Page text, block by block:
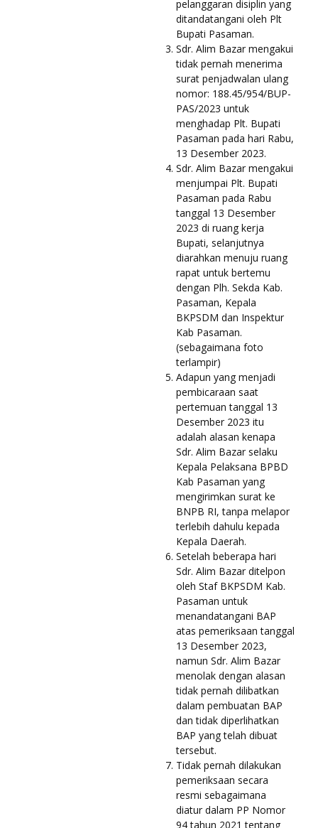
pelanggaran disiplin yang
ditandatangani oleh Plt
Bupati Pasaman.
Sdr. Alim Bazar mengakui
tidak pernah menerima
surat penjadwalan ulang
nomor: 188.45/954/BUP-
PAS/2023 untuk
menghadap Plt. Bupati
Pasaman pada hari Rabu,
13 Desember 2023.
Sdr. Alim Bazar mengakui
menjumpai Plt. Bupati
Pasaman pada Rabu
tanggal 13 Desember
2023 di ruang kerja
Bupati, selanjutnya
diarahkan menuju ruang
rapat untuk bertemu
dengan Plh. Sekda Kab.
Pasaman, Kepala
BKPSDM dan Inspektur
Kab Pasaman.
(sebagaimana foto
terlampir)
Adapun yang menjadi
pembicaraan saat
pertemuan tanggal 13
Desember 2023 itu
adalah alasan kenapa
Sdr. Alim Bazar selaku
Kepala Pelaksana BPBD
Kab Pasaman yang
mengirimkan surat ke
BNPB RI, tanpa melapor
terlebih dahulu kepada
Kepala Daerah.
Setelah beberapa hari
Sdr. Alim Bazar ditelpon
oleh Staf BKPSDM Kab.
Pasaman untuk
menandatangani BAP
atas pemeriksaan tanggal
13 Desember 2023,
namun Sdr. Alim Bazar
menolak dengan alasan
tidak pernah dilibatkan
dalam pembuatan BAP
dan tidak diperlihatkan
BAP yang telah dibuat
tersebut.
Tidak pernah dilakukan
pemeriksaan secara
resmi sebagaimana
diatur dalam PP Nomor
94 tahun 2021 tentang